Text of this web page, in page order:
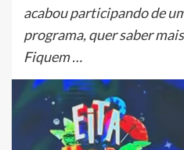
acabou participando de
programa, quer saber
Fiquem …